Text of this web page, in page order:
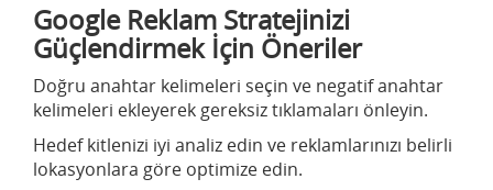
Google Reklam Stratejinizi
Güçlendirmek İçin Öneriler
Doğru anahtar kelimeleri seçin ve negatif anahtar
kelimeleri ekleyerek gereksiz tıklamaları önleyin.
Hedef kitlenizi iyi analiz edin ve reklamlarınızı belirli
lokasyonlara göre optimize edin.